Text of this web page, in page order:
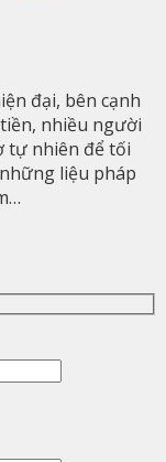
đại, bên cạnh
nhiều người
tự nhiên để tối
liệu pháp